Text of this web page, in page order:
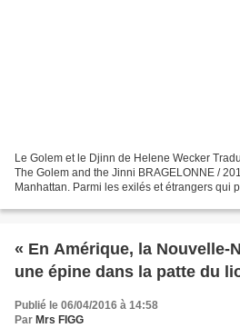
Le Golem et le Djinn de Helene Wecker
The Golem and the Jinni BRAGELONNE /
Manhattan. Parmi les exilés et étrangers qui
« En Amérique, la Nouvelle-
une épine dans la patte du
Publié le 06/04/2016 à 14:58
Par Mrs FIGG